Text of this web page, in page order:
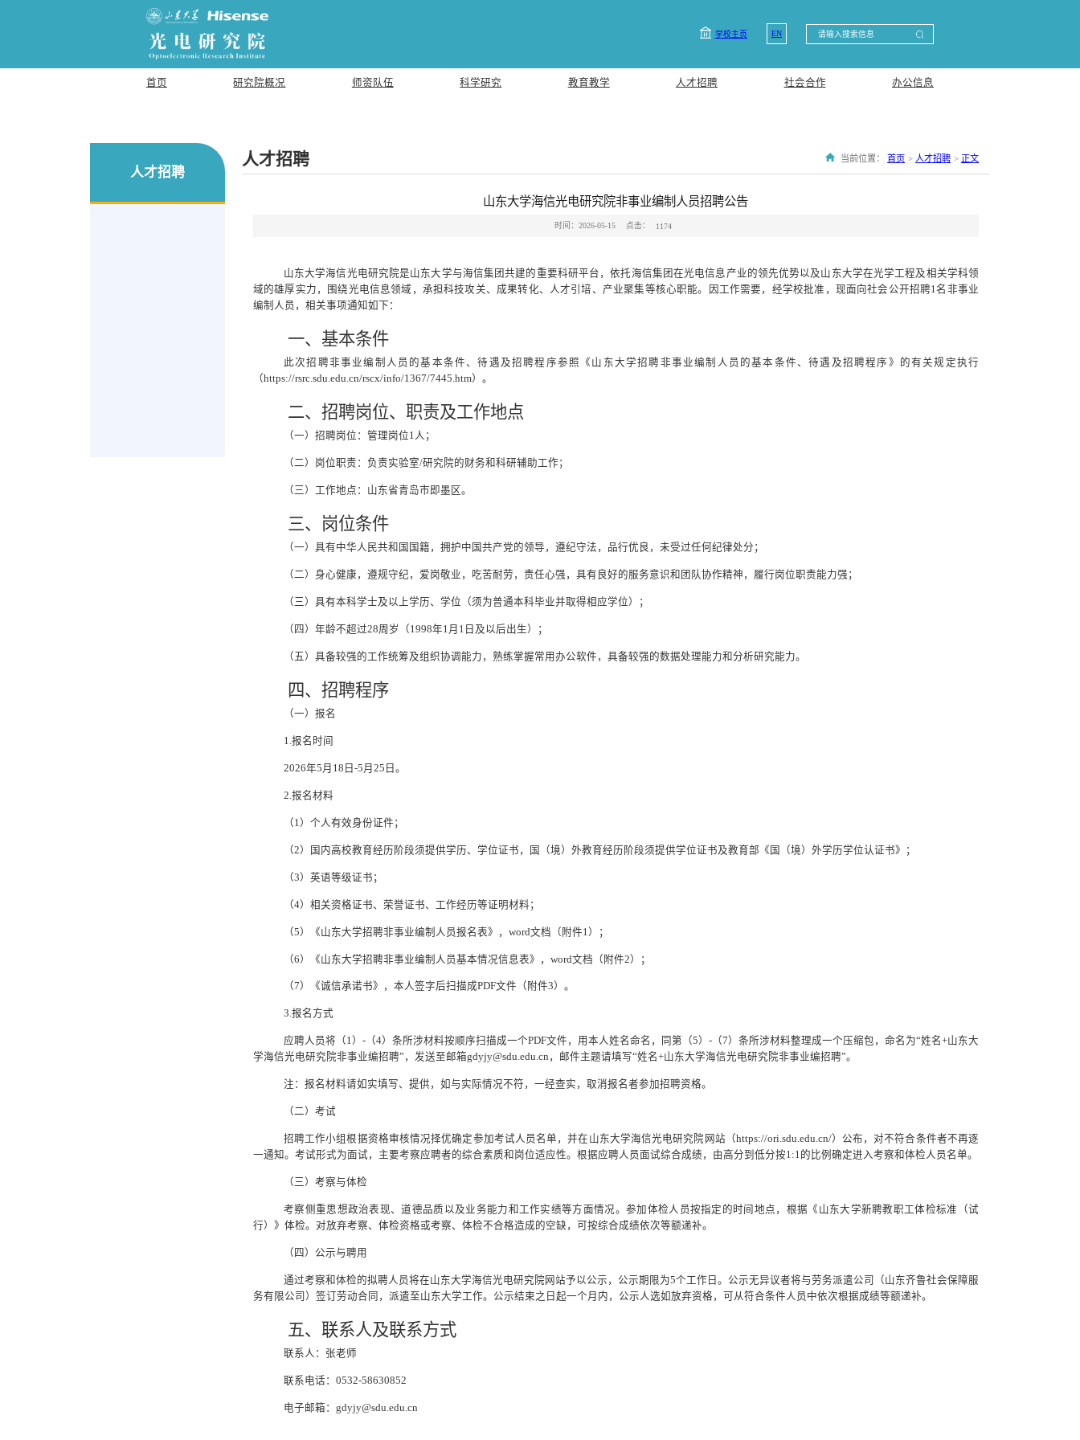
学校主页 EN
首页 研究院概况 师资队伍 科学研究 教育教学 人才招聘 社会合作 办公信息
人才招聘
人才招聘 当前位置： 首页 > 人才招聘 > 正文
山东大学海信光电研究院非事业编制人员招聘公告
时间：2026-05-15 点击： 1174
山东大学海信光电研究院是山东大学与海信集团共建的重要科研平台，依托海信集团在光电信息产业的领先优势以及山东大学在光学工程及相关学科领
域的雄厚实力，围绕光电信息领域，承担科技攻关、成果转化、人才引培、产业聚集等核心职能。因工作需要，经学校批准，现面向社会公开招聘1名非事业
编制人员，相关事项通知如下：
一、基本条件
此次招聘非事业编制人员的基本条件、待遇及招聘程序参照《山东大学招聘非事业编制人员的基本条件、待遇及招聘程序》的有关规定执行
（https://rsrc.sdu.edu.cn/rscx/info/1367/7445.htm）。
二、招聘岗位、职责及工作地点
（一）招聘岗位： 管理岗位1人；
（二）岗位职责：负责实验室/研究院的财务和科研辅助工作；
（三）工作地点：山东省青岛市即墨区。
三、岗位条件
（一）具有中华人民共和国国籍，拥护中国共产党的领导，遵纪守法，品行优良，未受过任何纪律处分；
（二）身心健康，遵规守纪，爱岗敬业，吃苦耐劳，责任心强，具有良好的服务意识和团队协作精神，履行岗位职责能力强；
（三）具有本科学士及以上学历、学位（须为普通本科毕业并取得相应学位）；
（四） 年龄不超过28周岁（1998年1月1日及以后出生）；
（五）具备较强的工作统筹及组织协调能力，熟练掌握常用办公软件，具备较强的数据处理能力和分析研究能力。
四、招聘程序
（一）报名
1.报名时间
2026年5 月1 8 日-5 月25日。
2.报名材料
（1）个人有效身份证件；
（2）国内高校教育经历阶段须提供学历、学位证书，国（境）外教育经历阶段须提供学位证书及教育部《国（境）外学历学位认证书》；
（3）英语等级证书；
（4）相关资格证书、荣誉证书、工作经历等证明材料；
（5）《山东大学招聘非事业编制人员报名表》，word文档（附件1）；
（6）《山东大学招聘非事业编制人员基本情况信息表》，word文档（附件2）；
（7）《诚信承诺书》，本人签字后扫描成PDF文件（附件3）。
3.报名方式
应聘人员将（1）-（4）条所涉材料按顺序扫描成一个PDF文件，用本人姓名命名，同第（5）-（7）条所涉材料整理成一个压缩包，命名为“姓名+山东大
学海信光电研究院非事业编招聘”，发送至邮箱gdyjy@sdu.edu.cn，邮件主题请填写“姓名+山东大学海信光电研究院非事业编招聘”。
注：报名材料请如实填写、提供，如与实际情况不符，一经查实，取消报名者参加招聘资格。
（二）考试
招聘工作小组根据资格审核情况择优确定参加考试人员名单，并在 山东大学海信光电研究院网站（https://ori.sdu.edu.cn/） 公布，对不符合条件者不再逐
一通知。考试形式为面试，主要考察应聘者的综合素质和岗位适应性。根据应聘人员面试综合成绩，由高分到低分按1:1的比例确定进入考察和体检人员名单。
（三）考察与体检
考察侧重思想政治表现、道德品质以及业务能力和工作实绩等方面情况。参加体检人员按指定的时间地点，根据《山东大学新聘教职工体检标准（试
行）》体检。对放弃考察、体检资格或考察、体检不合格造成的空缺，可按综合成绩依次等额递补。
（四）公示与聘用
通过考察和体检的拟聘人员将在山东大学海信光电研究院网站予以公示，公示期限为5个工作日。公示无异议者将与劳务派遣公司（山东齐鲁社会保障服
务有限公司）签订劳动合同，派遣至山东大学工作。公示结束之日起一个月内，公示人选如放弃资格，可从符合条件人员中依次根据成绩等额递补。
五、联系人及联系方式
联系人： 张老师
联系电话：0532-58630852
电子邮箱：gdyjy@sdu.edu.cn